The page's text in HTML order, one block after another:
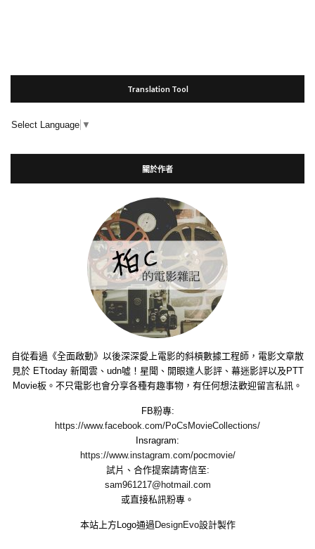
Translation Tool
Select Language ▼
關於作者
自從看過《全面啟動》以後深深愛上電影的斜槓數據工程師，電影文章散
見於 ETtoday 新聞雲、udn噓！星聞、開眼達人影評、幕迷影評以及PTT
Movie板。不只電影也會分享各種有趣事物，有任何想法歡迎留言私訊。
FB粉專:
https://www.facebook.com/PoCsMovieCollections/
Insragram:
https://www.instagram.com/pocmovie/
試片、合作提案請寄信至:
sam961217@hotmail.com
或直接私訊粉專。
本站上方Logo通過 DesignEvo設計製作